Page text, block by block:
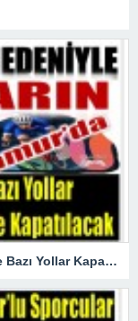
Anamur Dikkat ! Bisiklet Yarışı Nedeniyle Bazı Yollar Kapanacak